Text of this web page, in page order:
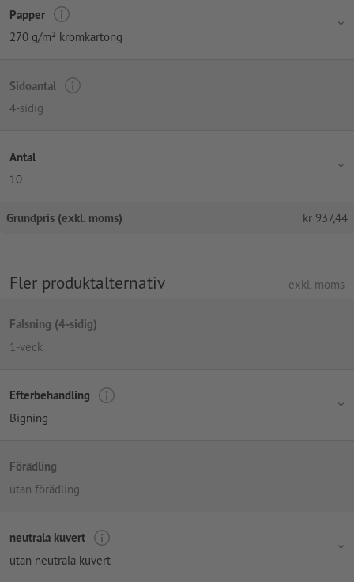
Papper
270 g/m² kromkartong
Sidoantal
4-sidig
Antal
10
Grundpris (exkl. moms) kr 937,44
Fler produktalternativ exkl. moms
Falsning (4-sidig)
1-veck
Efterbehandling
Bigning
Förädling
utan förädling
neutrala kuvert
utan neutrala kuvert